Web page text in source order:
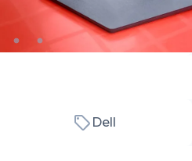
Dell